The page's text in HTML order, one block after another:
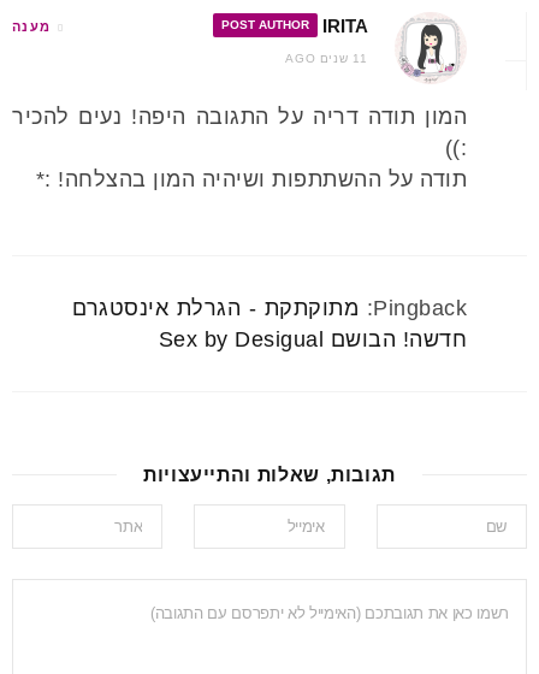
IRITA
POST AUTHOR
11 שנים AGO
מענה
המון תודה דריה על התגובה היפה! נעים להכיר
:))
תודה על ההשתתפות ושיהיה המון בהצלחה! :*
Pingback:
מתוקתקת - הגרלת אינסטגרם
חדשה! הבושם Sex by Desigual
תגובות, שאלות והתייעצויות